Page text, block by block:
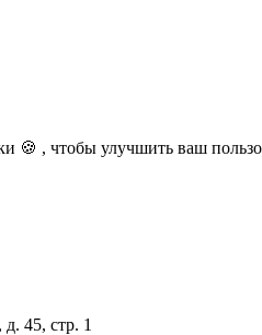
🍪 , чтобы улучшить ваш
45, стр. 1